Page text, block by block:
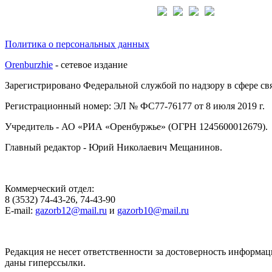
Политика о персональных данных
Orenburzhie - сетевое издание
Зарегистрировано Федеральной службой по надзору в сфере
Регистрационный номер: ЭЛ № ФС77-76177 от 8 июля 2019 г.
Учредитель - АО «РИА «Оренбуржье» (ОГРН 1245600012679).
Главный редактор - Юрий Николаевич Мещанинов.
Коммерческий отдел:
8 (3532) 74-43-26, 74-43-90
E-mail: gazorb12@mail.ru и gazorb10@mail.ru
Редакция не несет ответственности за достоверность
даны гиперссылки.